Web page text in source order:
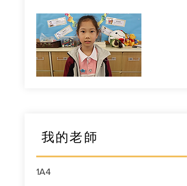
我的老師
1A4